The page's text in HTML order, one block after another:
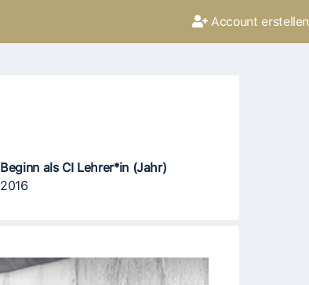
Account erstellen
Beginn als CI Lehrer*in (Jahr)
2016